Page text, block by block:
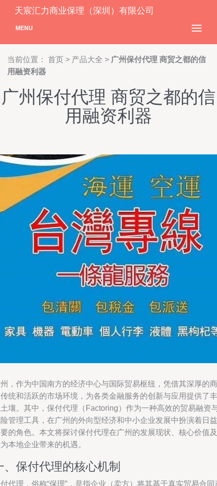
天宸汇力商业保理（深圳）有限公司
MENU
当前位置： 首页 > 产品大全 > 广州保付代理 商贸之都的信
用融资利器
广州保付代理 商贸之都的信
用融资利器
，作为中国南方的经济中心与国际贸易枢纽，凭借其深厚的商
统和活跃的市场环境，为各类金融服务的创新与应用提供了丰
壤。其中，保付代理（Factoring）作为一种高效的贸易融资
管理工具，在广州的外向型经济和中小企业发展中扮演着日益
的角色。本文将探讨保付代理在广州的发展现状、核心价值及
本地企业带来的机遇。
、保付代理的核心机制
代理，俗称“保理”，是指企业（卖方）将其基于真实贸易合同